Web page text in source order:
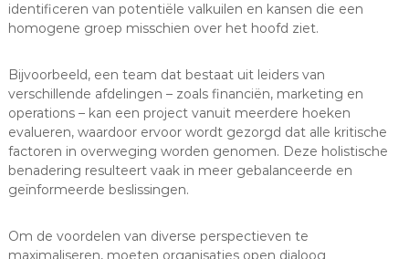
identificeren van potentiële valkuilen en kansen die een
homogene groep misschien over het hoofd ziet.
Bijvoorbeeld, een team dat bestaat uit leiders van
verschillende afdelingen – zoals financiën, marketing en
operations – kan een project vanuit meerdere hoeken
evalueren, waardoor ervoor wordt gezorgd dat alle kritische
factoren in overweging worden genomen. Deze holistische
benadering resulteert vaak in meer gebalanceerde en
geïnformeerde beslissingen.
Om de voordelen van diverse perspectieven te
maximaliseren, moeten organisaties open dialoog